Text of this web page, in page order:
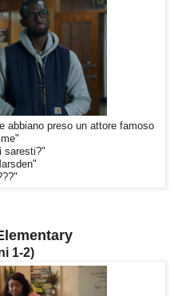
abbiano preso un attore famoso
saresti?"
1-2)